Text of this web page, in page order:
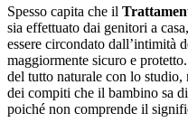
Spesso capita che il
sia effettuato dai genitori a
essere circondato dall’intimità
maggiormente sicuro e
del tutto naturale con lo studio,
dei compiti che il bambino sa
poiché non comprende il